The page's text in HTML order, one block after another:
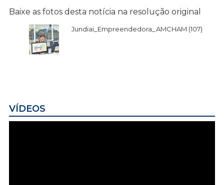
Baixe as fotos desta notícia na resolução original
Jundiai_Empreendedora_AMCHAM (107)
VÍDEOS